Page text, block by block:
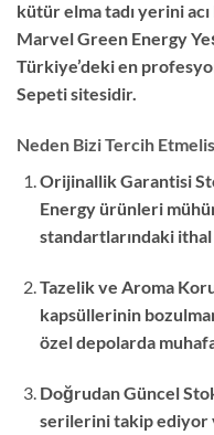
kütür elma tadı yerini
Marvel Green Energy
Türkiye’deki en
Sepeti sitesidir.
Neden Bizi Tercih
Orijinallik Garantisi
Energy ürünleri
standartlarındaki
Tazelik ve Aroma
kapsüllerinin
özel depolarda
Doğrudan Güncel
serilerini takip ediyor